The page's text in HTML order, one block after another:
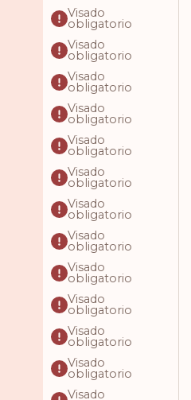
Visado
obligatorio
Visado
obligatorio
Visado
obligatorio
Visado
obligatorio
Visado
obligatorio
Visado
obligatorio
Visado
obligatorio
Visado
obligatorio
Visado
obligatorio
Visado
obligatorio
Visado
obligatorio
Visado
obligatorio
Visado